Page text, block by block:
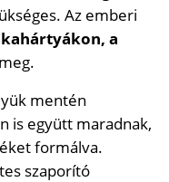
Az emberi
a
meg.
mentén
is együtt maradnak,
formálva.
szaporító